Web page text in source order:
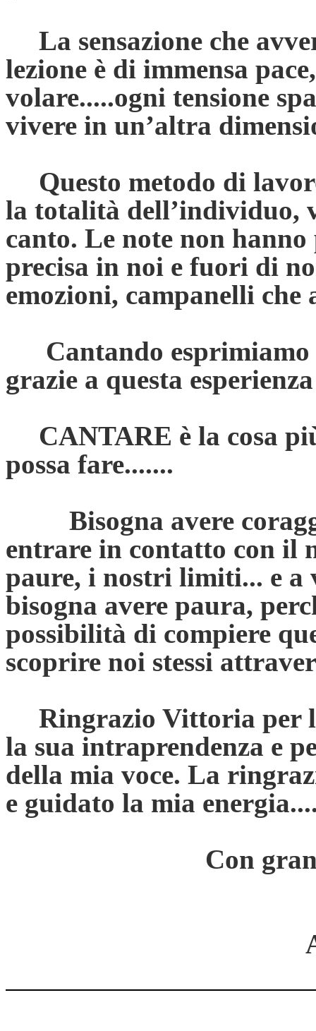
La sensazione che
lezione è di immensa
volare.....ogni tensione
vivere in un’altra
Questo metodo di
la totalità dell’individuo,
canto. Le note non
precisa in noi e fuori di
emozioni, campanelli
Cantando
grazie a questa
CANTARE è la cosa
possa fare.......
Bisogna avere
entrare in contatto con il
paure, i nostri limiti... e a
bisogna avere paura,
possibilità di compiere
scoprire noi stessi
Ringrazio Vittoria per
la sua intraprendenza e
della mia voce. La
e guidato la mia
Con